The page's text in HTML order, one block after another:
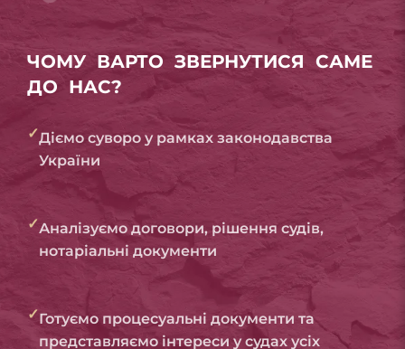
ЧОМУ ВАРТО ЗВЕРНУТИСЯ САМЕ
ДО НАС?
✓Діємо суворо у рамках законодавства
України
✓Аналізуємо договори, рішення судів,
нотаріальні документи
✓Готуємо процесуальні документи та
представляємо інтереси у судах усіх